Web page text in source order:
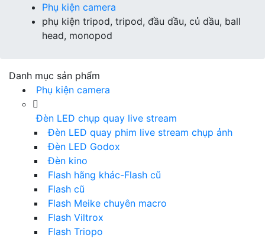
Phụ kiện camera
phụ kiện tripod, tripod, đầu dầu, củ dầu, ball
head, monopod
Danh mục sản phẩm
Phụ kiện camera
Đèn LED chụp quay live stream
Đèn LED quay phim live stream chụp ảnh
Đèn LED Godox
Đèn kino
Flash hãng khác-Flash cũ
Flash cũ
Flash Meike chuyên macro
Flash Viltrox
Flash Triopo